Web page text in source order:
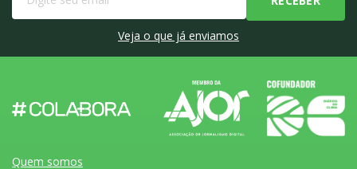
Veja o que já enviamos
Quem somos